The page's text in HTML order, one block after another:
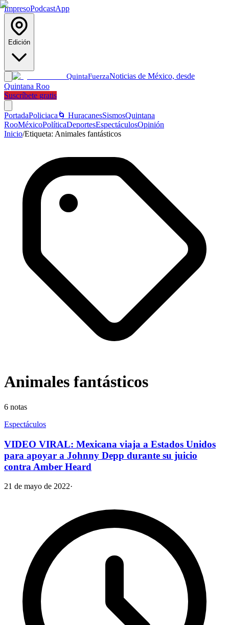
ImpresoPodcastApp
Edición
QuintaFuerzaNoticias de México, desde
Quintana Roo
Suscríbete gratis
PortadaPoliciaca 🌀 HuracanesSismosQuintana
RooMéxicoPolíticaDeportesEspectáculosOpinión
Inicio/Etiqueta: Animales fantásticos
Animales fantásticos
6 notas
Espectáculos
VIDEO VIRAL: Mexicana viaja a Estados Unidos
para apoyar a Johnny Depp durante su juicio
contra Amber Heard
21 de mayo de 2022·